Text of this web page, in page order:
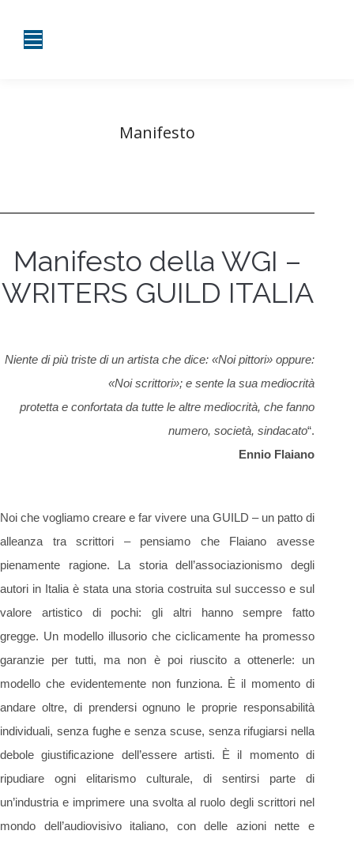
Manifesto
Manifesto della WGI –
WRITERS GUILD ITALIA
Niente di più triste di un artista che dice: «Noi pittori» oppure:
«Noi scrittori»; e sente la sua mediocrità
protetta e confortata da tutte le altre mediocrità, che fanno
numero, società, sindacato“.
Ennio Flaiano
Noi che vogliamo creare e far vivere una GUILD – un patto di
alleanza tra scrittori – pensiamo che Flaiano avesse
pienamente ragione. La storia dell’associazionismo degli
autori in Italia è stata una storia costruita sul successo e sul
valore artistico di pochi: gli altri hanno sempre fatto
gregge. Un modello illusorio che ciclicamente ha promesso
garanzie per tutti, ma non è poi riuscito a ottenerle: un
modello che evidentemente non funziona. È il momento di
andare oltre, di prendersi ognuno le proprie responsabilità
individuali, senza fughe e senza scuse, senza rifugiarsi nella
debole giustificazione dell’essere artisti. È il momento di
ripudiare ogni elitarismo culturale, di sentirsi parte di
un’industria e imprimere una svolta al ruolo degli scrittori nel
mondo dell’audiovisivo italiano, con delle azioni nette e